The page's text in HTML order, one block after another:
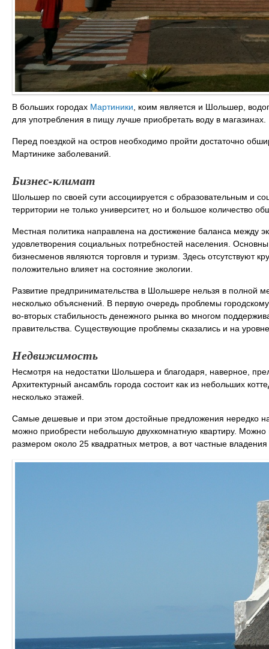
В больших городах Мартиники , коим является и Шольшер,
для употребления в пищу лучше приобретать воду в магазинах.
Перед поездкой на остров необходимо пройти достаточно
Мартинике заболеваний.
Бизнес-климат
Шольшер по своей сути ассоциируется с образовательным и
территории не только университет, но и большое количество
Местная политика направлена на достижение баланса между
удовлетворения социальных потребностей населения.
бизнесменов являются торговля и туризм. Здесь
положительно влияет на состояние экологии.
Развитие предпринимательства в Шольшере нельзя в полной
несколько объяснений. В первую очередь проблемы
во-вторых стабильность денежного рынка во многом
правительства. Существующие проблемы сказались и на
Недвижимость
Несмотря на недостатки Шольшера и благодаря, наверное,
Архитектурный ансамбль города состоит как из небольших
несколько этажей.
Самые дешевые и при этом достойные предложения нередко
можно приобрести небольшую двухкомнатную квартиру.
размером около 25 квадратных метров, а вот частные